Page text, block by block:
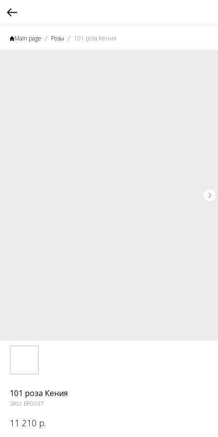
Main page Розы 101 роза Кения
101 роза Кения
SKU: BF0037
11 210 р.